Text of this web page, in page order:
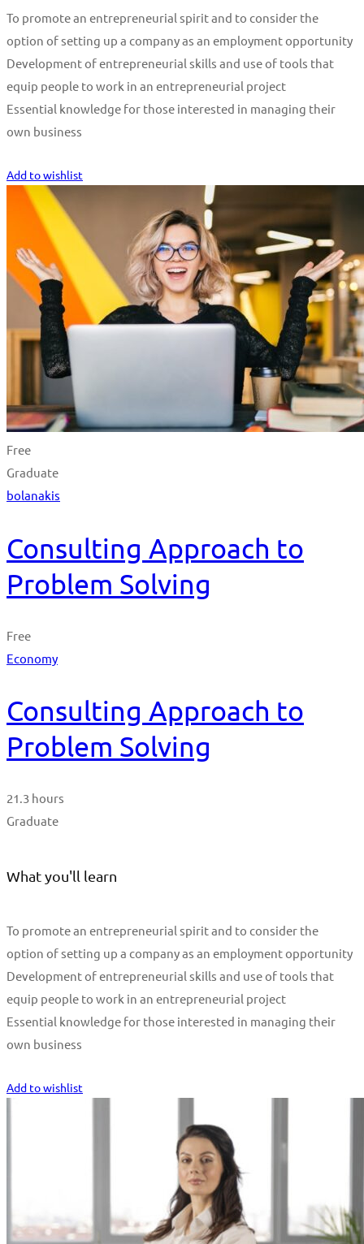
To promote an entrepreneurial spirit and to consider the
option of setting up a company as an employment opportunity
Development of entrepreneurial skills and use of tools that
equip people to work in an entrepreneurial project
Essential knowledge for those interested in managing their
own business
Add to wishlist
Free
Graduate
bolanakis
Consulting Approach to
Problem Solving
Free
Economy
Consulting Approach to
Problem Solving
21.3 hours
Graduate
What you'll learn
To promote an entrepreneurial spirit and to consider the
option of setting up a company as an employment opportunity
Development of entrepreneurial skills and use of tools that
equip people to work in an entrepreneurial project
Essential knowledge for those interested in managing their
own business
Add to wishlist